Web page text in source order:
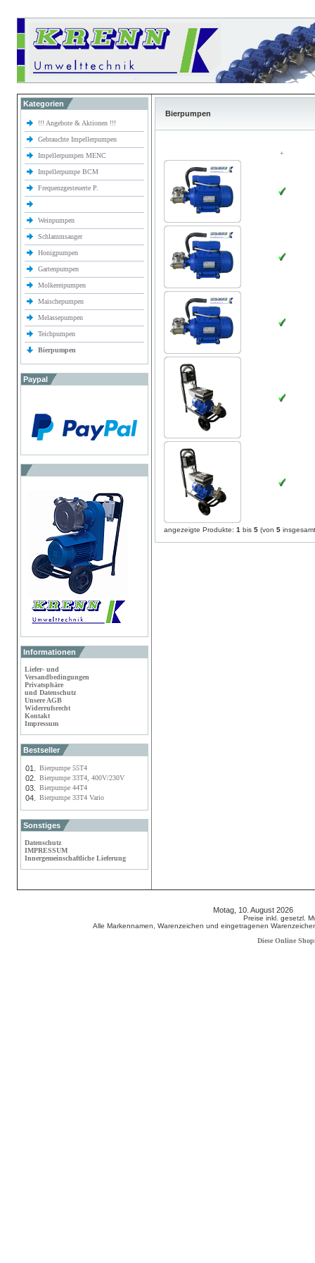
Kategorien
!!! Angebote & Aktionen !!!
Gebrauchte Impellerpumpen
Impellerpumpen MENC
Impellerpumpe BCM
Frequenzgesteuerte P.
Weinpumpen
Schlammsauger
Honigpumpen
Gartenpumpen
Molkereipumpen
Maischepumpen
Melassepumpen
Teichpumpen
Bierpumpen
Paypal
Informationen
Liefer- und
Versandbedingungen
Privatsphäre
und Datenschutz
Unsere AGB
Widerrufsrecht
Kontakt
Impressum
Bestseller
01. Bierpumpe 55T4
02. Bierpumpe 33T4, 400V/230V
03. Bierpumpe 44T4
04. Bierpumpe 33T4 Vario
Sonstiges
Datenschutz
IMPRESSUM
Innergemeinschaftliche Lieferung
Bierpumpen
+
angezeigte Produkte: 1 bis 5 (von 5
Motag, 10. August 2026
Preise inkl. gesetzl.
Alle Markennamen, Warenzeichen und eingetragenen
Diese Online